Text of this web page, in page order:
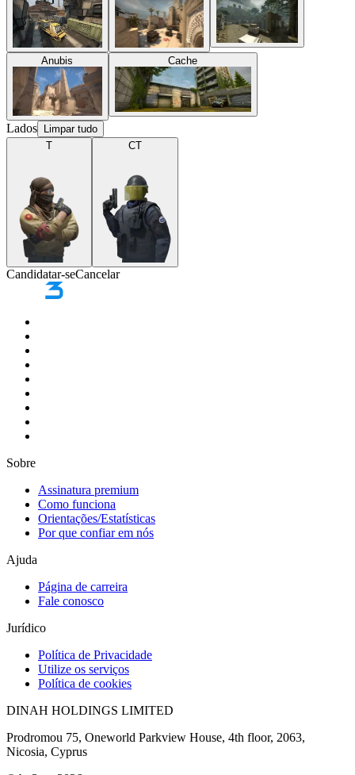
Anubis Cache
Lados
Limpar tudo
T
CT
Candidatar-seCancelar
Sobre
Assinatura premium
Como funciona
Orientações/Estatísticas
Por que confiar em nós
Ajuda
Página de carreira
Fale conosco
Jurídico
Política de Privacidade
Utilize os serviços
Política de cookies
DINAH HOLDINGS LIMITED
Prodromou 75, Oneworld Parkview House, 4th floor, 2063,
Nicosia, Cyprus